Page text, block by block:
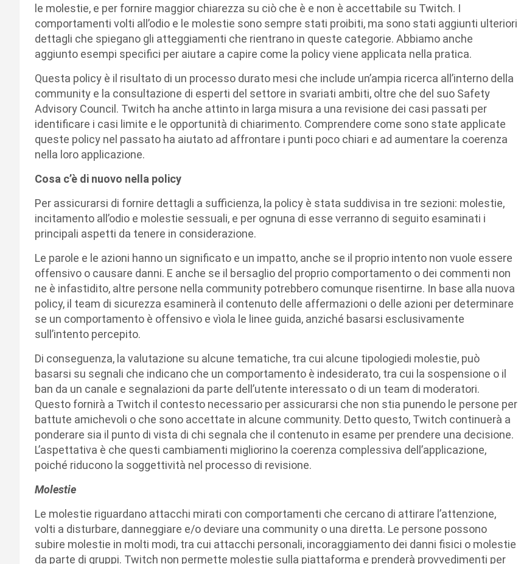
le molestie, e per fornire maggior chiarezza su ciò che è e non è accettabile su Twitch. I
comportamenti volti all’odio e le molestie sono sempre stati proibiti, ma sono stati aggiunti ulteriori
dettagli che spiegano gli atteggiamenti che rientrano in queste categorie. Abbiamo anche
aggiunto esempi specifici per aiutare a capire come la policy viene applicata nella pratica.
Questa policy è il risultato di un processo durato mesi che include un’ampia ricerca all’interno della
community e la consultazione di esperti del settore in svariati ambiti, oltre che del suo Safety
Advisory Council. Twitch ha anche attinto in larga misura a una revisione dei casi passati per
identificare i casi limite e le opportunità di chiarimento. Comprendere come sono state applicate
queste policy nel passato ha aiutato ad affrontare i punti poco chiari e ad aumentare la coerenza
nella loro applicazione.
Cosa c’è di nuovo nella policy
Per assicurarsi di fornire dettagli a sufficienza, la policy è stata suddivisa in tre sezioni: molestie,
incitamento all’odio e molestie sessuali, e per ognuna di esse verranno di seguito esaminati i
principali aspetti da tenere in considerazione.
Le parole e le azioni hanno un significato e un impatto, anche se il proprio intento non vuole essere
offensivo o causare danni. E anche se il bersaglio del proprio comportamento o dei commenti non
ne è infastidito, altre persone nella community potrebbero comunque risentirne. In base alla nuova
policy, il team di sicurezza esaminerà il contenuto delle affermazioni o delle azioni per determinare
se un comportamento è offensivo e vìola le linee guida, anziché basarsi esclusivamente
sull’intento percepito.
Di conseguenza, la valutazione su alcune tematiche, tra cui alcune tipologiedi molestie, può
basarsi su segnali che indicano che un comportamento è indesiderato, tra cui la sospensione o il
ban da un canale e segnalazioni da parte dell’utente interessato o di un team di moderatori.
Questo fornirà a Twitch il contesto necessario per assicurarsi che non stia punendo le persone per
battute amichevoli o che sono accettate in alcune community. Detto questo, Twitch continuerà a
ponderare sia il punto di vista di chi segnala che il contenuto in esame per prendere una decisione.
L’aspettativa è che questi cambiamenti migliorino la coerenza complessiva dell’applicazione,
poiché riducono la soggettività nel processo di revisione.
Molestie
Le molestie riguardano attacchi mirati con comportamenti che cercano di attirare l’attenzione,
volti a disturbare, danneggiare e/o deviare una community o una diretta. Le persone possono
subire molestie in molti modi, tra cui attacchi personali, incoraggiamento dei danni fisici o molestie
da parte di gruppi. Twitch non permette molestie sulla piattaforma e prenderà provvedimenti per